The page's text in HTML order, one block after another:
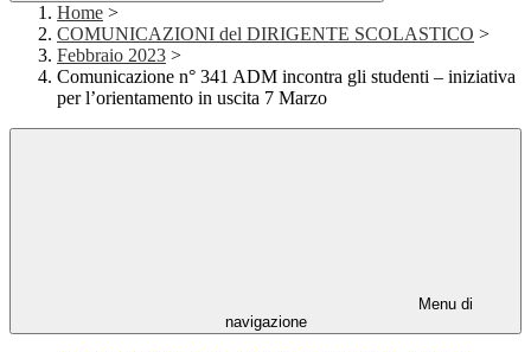
Home >
COMUNICAZIONI del DIRIGENTE SCOLASTICO >
Febbraio 2023 >
Comunicazione n° 341 ADM incontra gli studenti – iniziativa
per l’orientamento in uscita 7 Marzo
Menu di
navigazione